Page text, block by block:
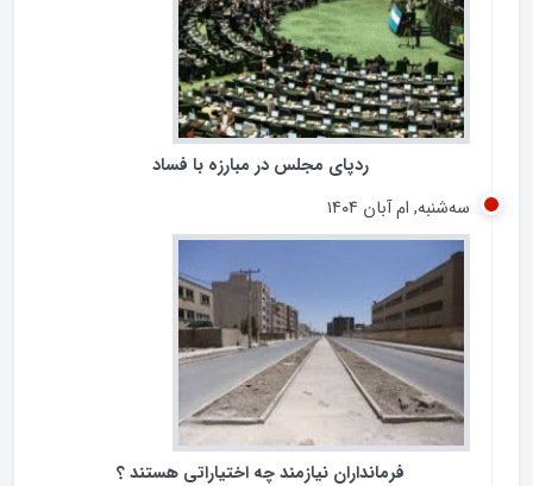
ردپای مجلس در مبارزه با فساد
سه‌شنبه, ام آبان ۱۴۰۴